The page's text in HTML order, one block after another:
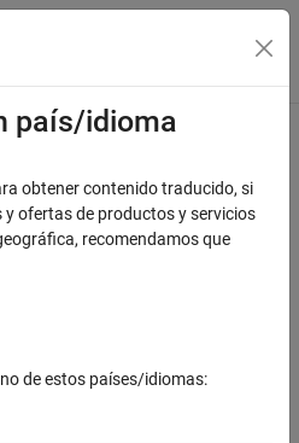
de navegación
was this information?
país/idioma
obtener contenido traducido, si
y ofertas de productos y servicios
recomendamos que
de estos países/idiomas: